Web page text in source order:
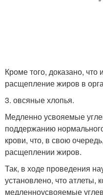
Кроме того, доказано, что
расщепление жиров в
3. овсяные хлопья.
Медленно усвояемые
поддержанию
крови, что, в свою
расщеплении жиров.
Так, в ходе проведения
установлено, что атлеты,
медленноусвояемые